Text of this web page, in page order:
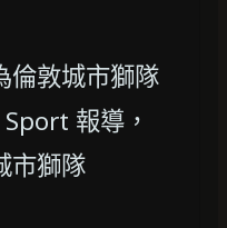
倫敦城市獅隊
報導，
市獅隊